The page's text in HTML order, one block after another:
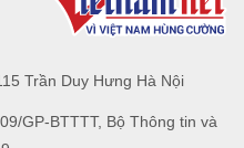
Trần Duy Hưng Hà Nội
GP-BTTTT, Bộ Thông tin và